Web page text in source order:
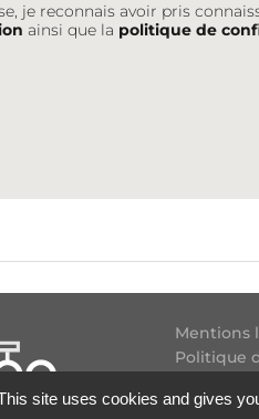
je reconnais avoir pris
ainsi que la politique de
Mentions
Politique
site uses cookies and gives